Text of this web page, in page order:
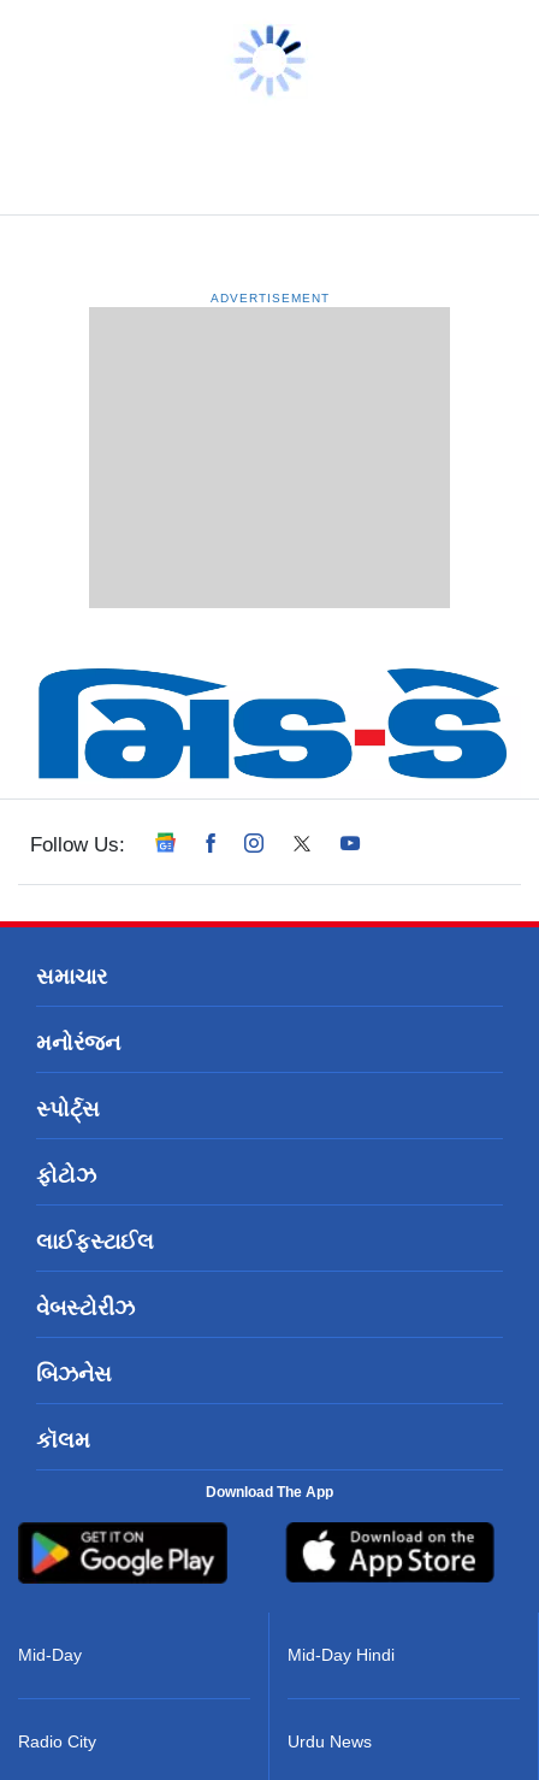
ADVERTISEMENT
Follow Us:
સમાચાર
મનોરંજન
સ્પોર્ટ્સ
ફોટોઝ
લાઈફસ્ટાઈલ
વેબસ્ટોરીઝ
બિઝનેસ
કૉલમ
Download The App
Mid-Day
Radio City
Mid-Day Hindi
Urdu News